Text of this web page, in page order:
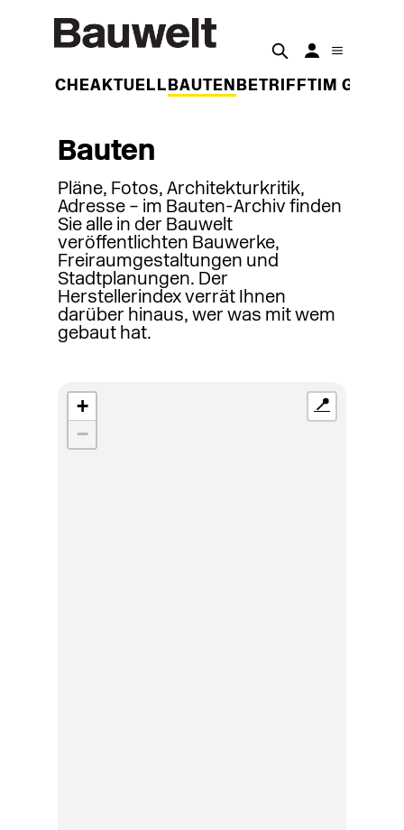
WOCHEAKTUELL BAUTEN BETRIFFT IM
Bauten
Pläne, Fotos, Architekturkritik,
Adresse – im Bauten-Archiv finden
Sie alle in der Bauwelt
veröffentlichten Bauwerke,
Freiraumgestaltungen und
Stadtplanungen. Der
Herstellerindex verrät Ihnen
darüber hinaus, wer was mit wem
gebaut hat.
+
−
📍